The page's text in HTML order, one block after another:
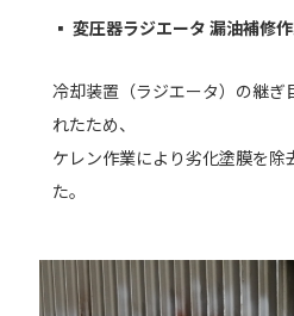
▪変圧器ラジエータ 漏油補修
冷却装置（ラジエータ）の継ぎ
れたため、
ケレン作業により劣化塗膜を除
た。